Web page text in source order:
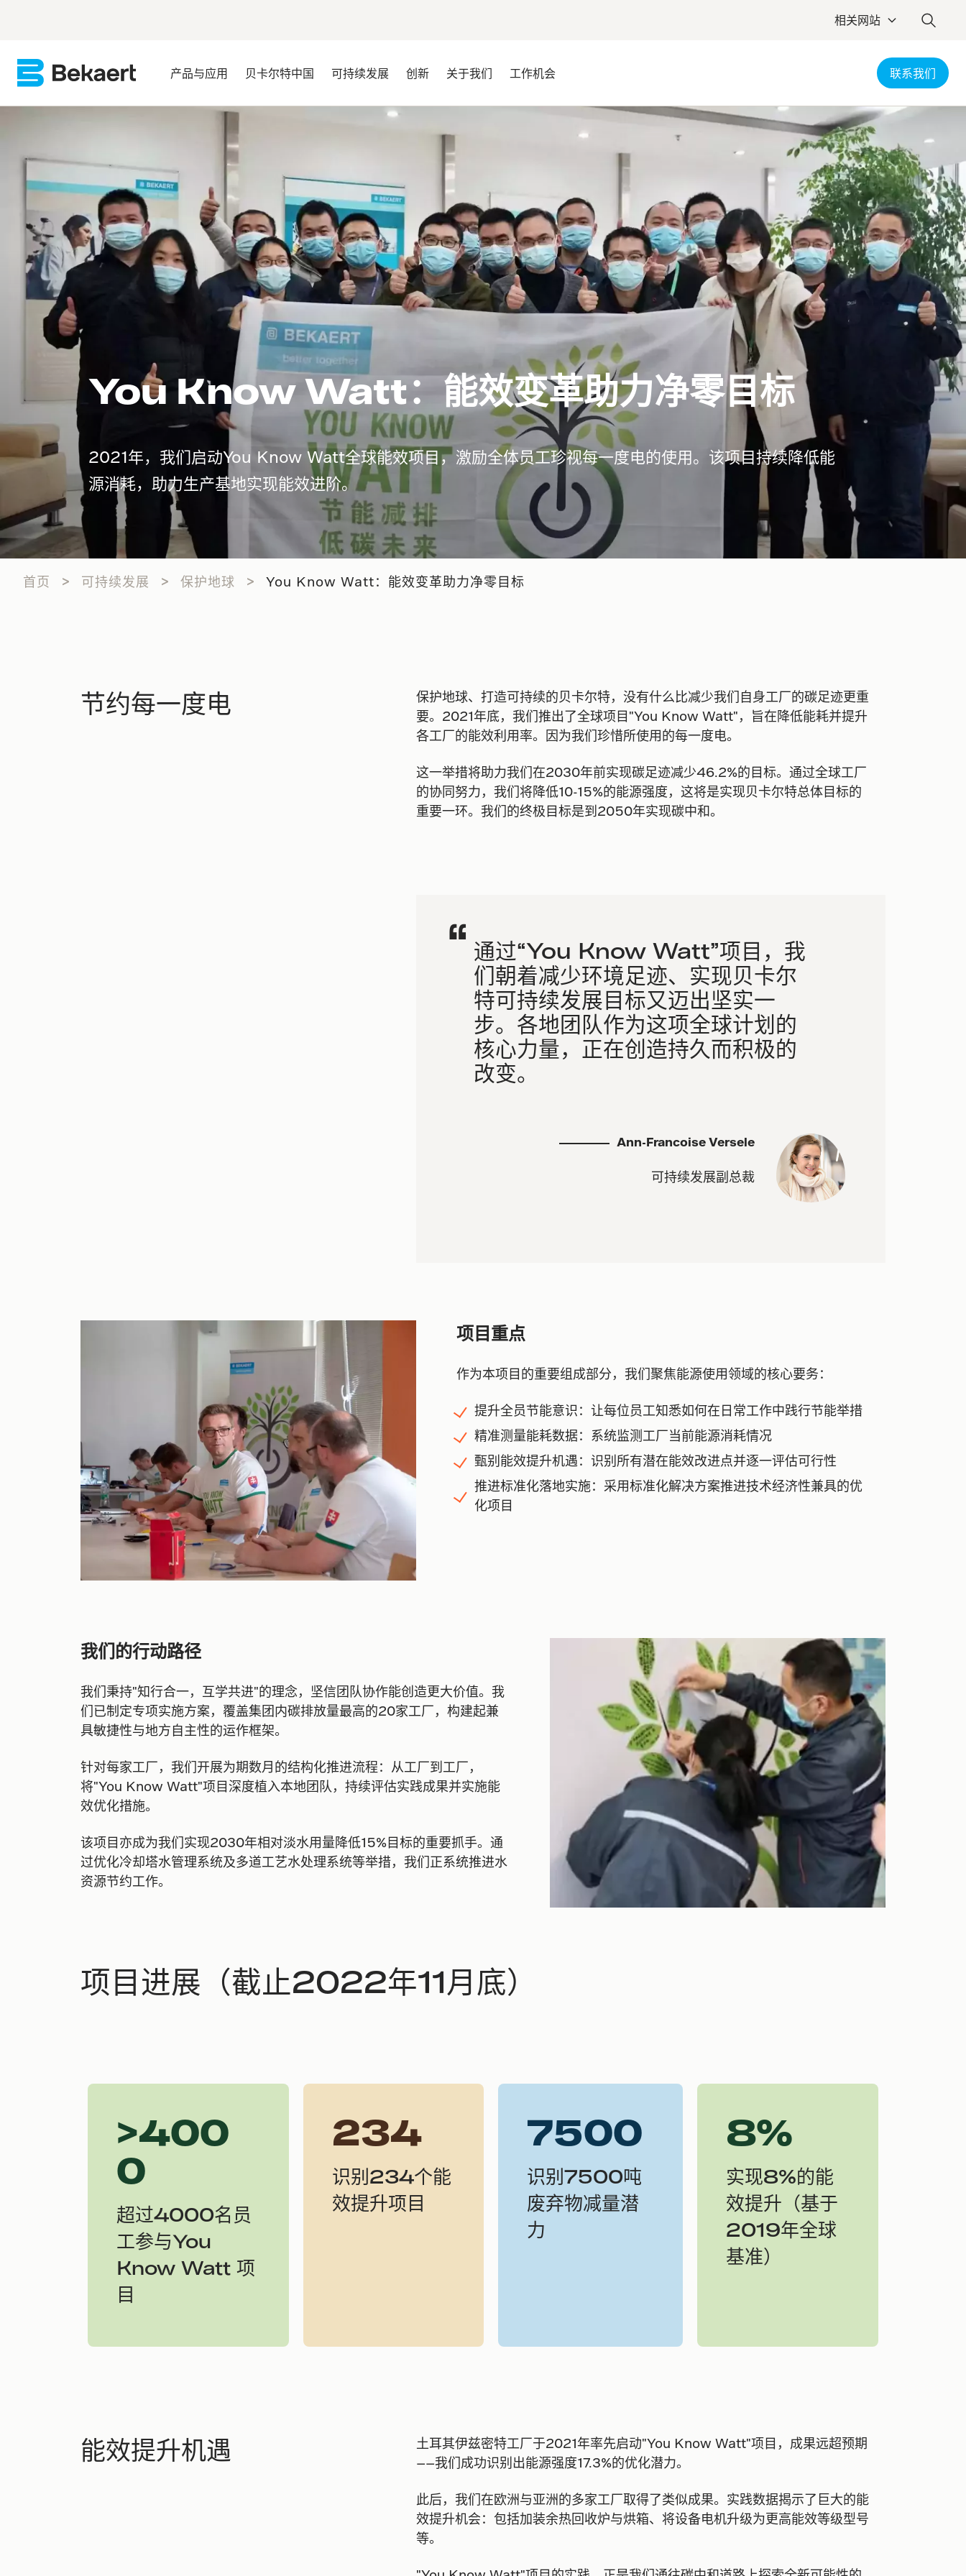
相关网站
产品与应用 贝卡尔特中国 可持续发展 创新 关于我们 工作机会 联系我们
You Know Watt：能效变革助力净零目标
2021年，我们启动You Know Watt全球能效项目，激励全体员工珍视每一度电的使用。该项目持续降低能
源消耗，助力生产基地实现能效进阶。
首页 可持续发展 保护地球 You Know Watt：能效变革助力净零目标
节约每一度电
保护地球、打造可持续的贝卡尔特，没有什么比减少我们自身工厂的碳足迹更重
要。2021年底，我们推出了全球项目"You Know Watt"，旨在降低能耗并提升
各工厂的能效利用率。因为我们珍惜所使用的每一度电。
这一举措将助力我们在2030年前实现碳足迹减少46.2%的目标。通过全球工厂
的协同努力，我们将降低10-15%的能源强度，这将是实现贝卡尔特总体目标的
重要一环。我们的终极目标是到2050年实现碳中和。
通过“You Know Watt”项目，我
们朝着减少环境足迹、实现贝卡尔
特可持续发展目标又迈出坚实一
步。各地团队作为这项全球计划的
核心力量，正在创造持久而积极的
改变。
Ann-Francoise Versele
可持续发展副总裁
项目重点
作为本项目的重要组成部分，我们聚焦能源使用领域的核心要务：
提升全员节能意识：让每位员工知悉如何在日常工作中践行节能举措
精准测量能耗数据：系统监测工厂当前能源消耗情况
甄别能效提升机遇：识别所有潜在能效改进点并逐一评估可行性
推进标准化落地实施：采用标准化解决方案推进技术经济性兼具的优
化项目
我们的行动路径
我们秉持"知行合一，互学共进"的理念，坚信团队协作能创造更大价值。我
们已制定专项实施方案，覆盖集团内碳排放量最高的20家工厂，构建起兼
具敏捷性与地方自主性的运作框架。
针对每家工厂，我们开展为期数月的结构化推进流程：从工厂到工厂，
将"You Know Watt"项目深度植入本地团队，持续评估实践成果并实施能
效优化措施。
该项目亦成为我们实现2030年相对淡水用量降低15%目标的重要抓手。通
过优化冷却塔水管理系统及多道工艺水处理系统等举措，我们正系统推进水
资源节约工作。
项目进展（截止2022年11月底）
>400
0
超过4000名员
工参与You
Know Watt 项
目
234
识别234个能
效提升项目
7500
识别7500吨
废弃物减量潜
力
8%
实现8%的能
效提升（基于
2019年全球
基准）
能效提升机遇
土耳其伊兹密特工厂于2021年率先启动"You Know Watt"项目，成果远超预期
——我们成功识别出能源强度17.3%的优化潜力。
此后，我们在欧洲与亚洲的多家工厂取得了类似成果。实践数据揭示了巨大的能
效提升机会：包括加装余热回收炉与烘箱、将设备电机升级为更高能效等级型号
等。